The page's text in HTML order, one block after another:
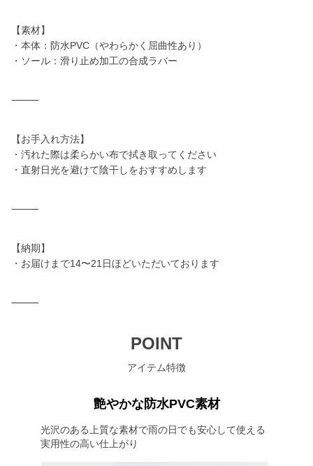
【素材】
・本体：防水PVC（やわらかく屈曲性あり）
・ソール：滑り止め加工の合成ラバー
⸻
【お手入れ方法】
・汚れた際は柔らかい布で拭き取ってください
・直射日光を避けて陰干しをおすすめします
⸻
【納期】
・お届けまで14〜21日ほどいただいております
⸻
POINT
アイテム特徴
艶やかな防水PVC素材
光沢のある上質な素材で雨の日でも安心して使える
実用性の高い仕上がり